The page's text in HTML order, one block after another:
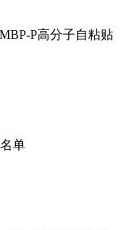
P高分子自粘贴
单